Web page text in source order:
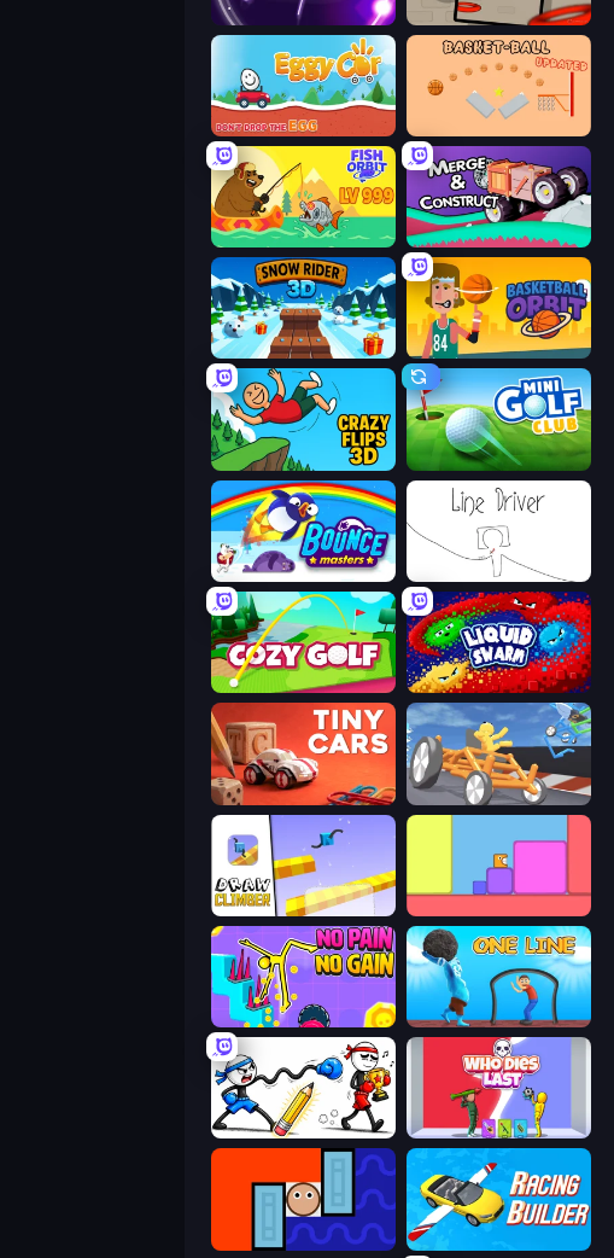
Looper Flappy Dunk
Eggy Car
Fish Orbit Merge & Construct
Snow Rider 3D Basketball Orbit
Crazy Flips 3D Mini Golf Club
Bouncemasters
Cozy Golf Liquid Swarm
Tiny Cars Draw Crash Race
Draw Climber
No Pain No Gain - Ragdoll Sandbox One Line
Doodle Smash Who Dies Last?
Lava and Aqua Racing Builder